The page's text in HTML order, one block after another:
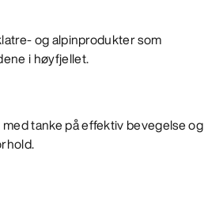
og alpinprodukter som
i høyfjellet.
tanke på effektiv bevegelse og